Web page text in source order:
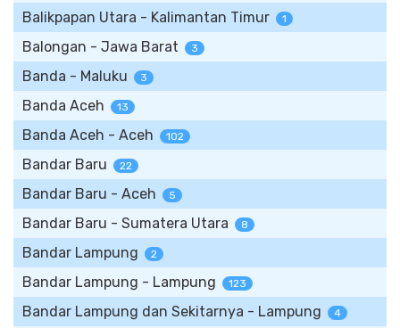
Balikpapan Utara - Kalimantan Timur 1
Balongan - Jawa Barat 3
Banda - Maluku 3
Banda Aceh 13
Banda Aceh - Aceh 102
Bandar Baru 22
Bandar Baru - Aceh 5
Bandar Baru - Sumatera Utara 8
Bandar Lampung 2
Bandar Lampung - Lampung 123
Bandar Lampung dan Sekitarnya - Lampung 4